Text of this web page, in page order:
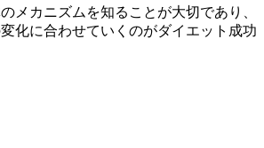
メカニズムを知ることが大切であり、
化に合わせていくのがダイエット成功